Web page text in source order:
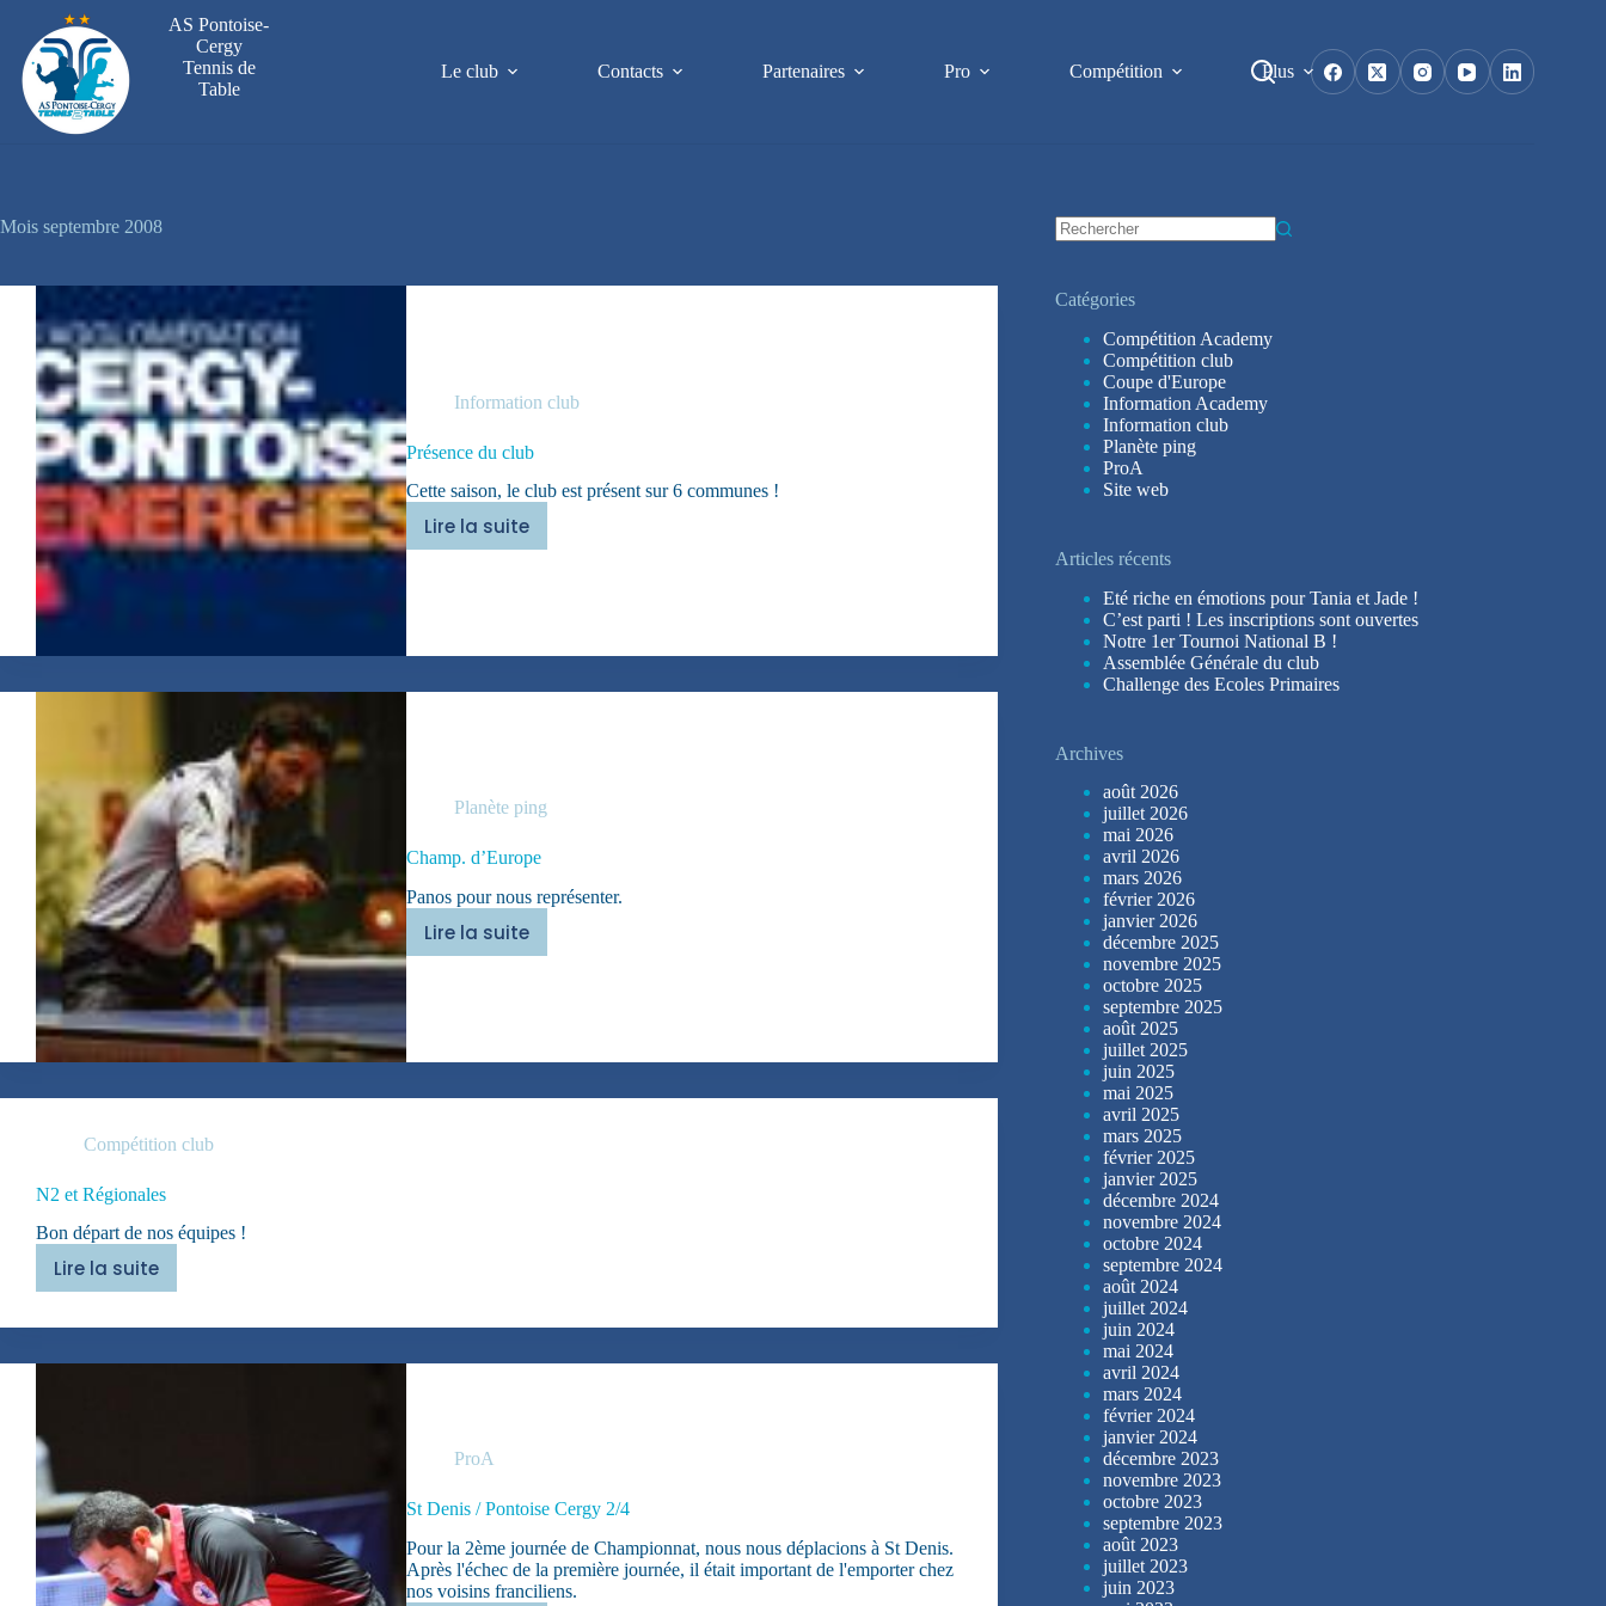
contenu
AS Pontoise-
Cergy
Tennis de
Table
Le club Contacts Partenaires Pro Compétition Plus
Mois septembre 2008
Information club
Présence du club
Cette saison, le club est présent sur 6 communes !
Lire la suite
Présence
Planète ping
Champ. d’Europe
Panos pour nous représenter.
Lire la suite
Champ.
Compétition club
N2 et Régionales
Bon départ de nos équipes !
Lire la suite
N2
Régionales
ProA
St Denis / Pontoise Cergy 2/4
Pour la 2ème journée de Championnat, nous nous déplacions à St Denis.
Après l'échec de la première journée, il était important de l'emporter chez
nos voisins franciliens.
Catégories
Compétition Academy
Compétition club
Coupe d'Europe
Information Academy
Information club
Planète ping
ProA
Site web
Articles récents
Eté riche en émotions pour Tania et Jade !
C’est parti ! Les inscriptions sont ouvertes
Notre 1er Tournoi National B !
Assemblée Générale du club
Challenge des Ecoles Primaires
Archives
août 2026
juillet 2026
mai 2026
avril 2026
mars 2026
février 2026
janvier 2026
décembre 2025
novembre 2025
octobre 2025
septembre 2025
août 2025
juillet 2025
juin 2025
mai 2025
avril 2025
mars 2025
février 2025
janvier 2025
décembre 2024
novembre 2024
octobre 2024
septembre 2024
août 2024
juillet 2024
juin 2024
mai 2024
avril 2024
mars 2024
février 2024
janvier 2024
décembre 2023
novembre 2023
octobre 2023
septembre 2023
août 2023
juillet 2023
juin 2023